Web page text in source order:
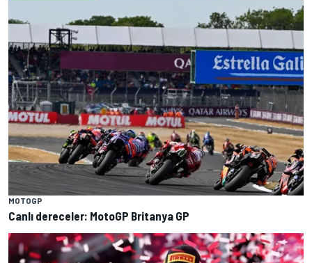
MOTOGP
Canlı dereceler: MotoGP Britanya GP